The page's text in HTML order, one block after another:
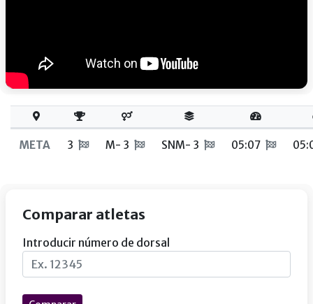
META 3 M- 3 SNM- 3 05:07
Comparar atletas
Introducir número de dorsal